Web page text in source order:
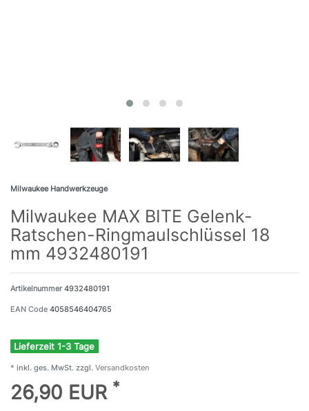
Milwaukee Handwerkzeuge
Milwaukee MAX BITE Gelenk-
Ratschen-Ringmaulschlüssel 18
mm 4932480191
Artikelnummer4932480191
EAN Code 4058546404765
Lieferzeit 1-3 Tage
* inkl. ges. MwSt. zzgl. Versandkosten
26,90 EUR *